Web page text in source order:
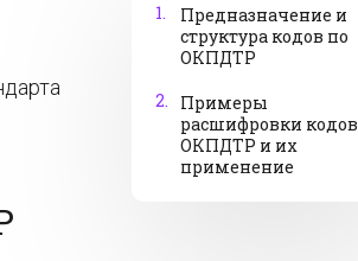
1.
Предназначение и
структура кодов по
ОКПДТР
2.
Примеры
расшифровки кодов
ОКПДТР и их
применение